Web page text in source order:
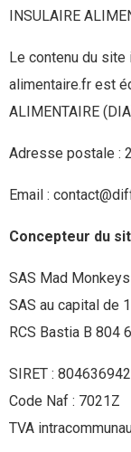
INSULAIRE
Le contenu du
alimentaire.fr est
ALIMENTAIRE
Adresse postale :
Email :
Concepteur du
SAS Mad
SAS au capital de
RCS Bastia B 804
SIRET :
Code Naf : 7021Z
TVA